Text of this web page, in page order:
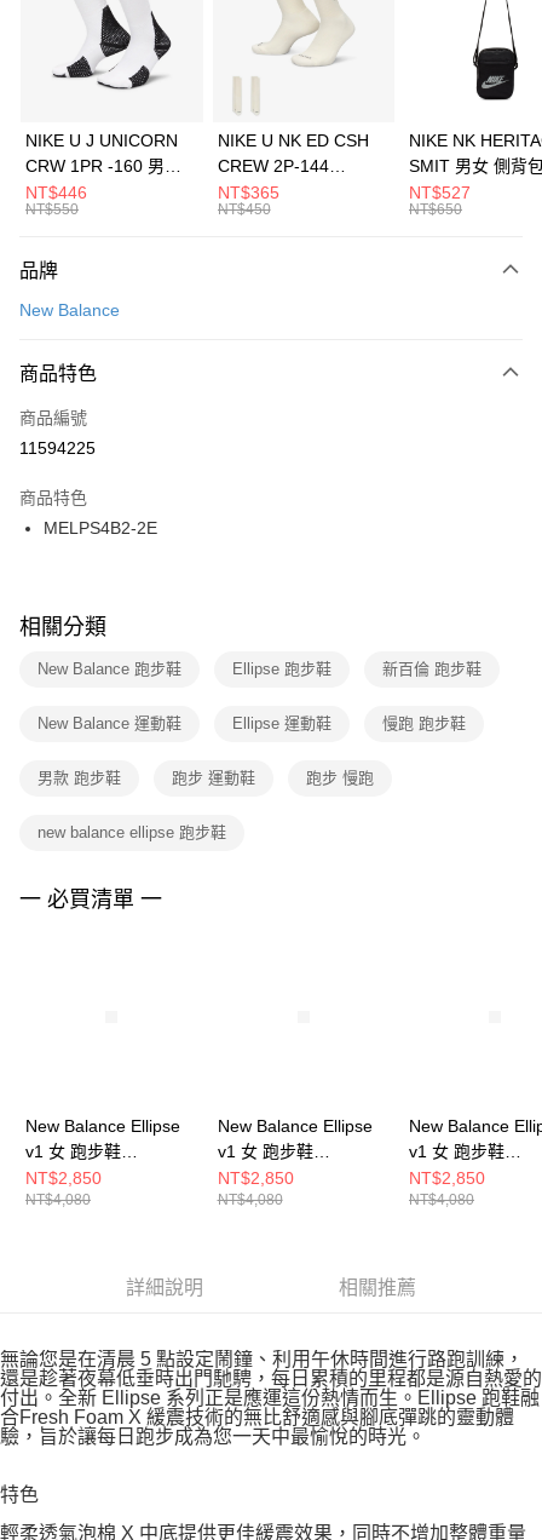
合作金庫商業銀行
第一商業銀行
華南商業銀行
彰化商業銀行
上海商業儲蓄銀行
元大商業銀行
台灣樂天信用卡公司
Apple Pay
全盈+PAY
AFTEE先享後付
【關於「AFTEE先享後付」】
便利好安心！
３．安心：先確認商品／服務後，再付款。
【「AFTEE先享後付」結帳流程】
１．於結帳方式選擇「AFTEE先享後付」後，將跳轉至「AFTEE先享後付」
２．訂單成立數日內，您將收到繳費通知簡訊。
３．收到繳費通知簡訊後14天內，點擊此簡訊中的連結，可透過四大超商／
ATM／網路銀行／等多元方式進行付款，方視為交易完成。
※ 交易是否成功請以「AFTEE先享後付 」之結帳頁面顯示為準，若有關於
是否繳費成功／繳費後需取消欲退款等相關疑問，請聯繫「AFTEE先享後付
客戶支援中心」 https://netprotections.freshdesk.com/support/home
１．透過由恩沛科技股份有限公司提供之「AFTEE先享後付」服務完成之交
權轉讓予恩沛科技股份有限公司。
３．未成年的使用者請事先徵得法定代理人或監護人之同意方可使用
４．使用「AFTEE先享後付」時，將依據個別帳號之用戶狀況，依本公司即
運送方式
每筆NT$100，滿NT$1,500(含以上)免運費
宅配
每筆NT$100，滿NT$1,500(含以上)免運費
付款後門市自取
每筆NT$100，滿NT$1,500(含以上)免運費
NIKE U J UNICORN
CRW 1PR -160 男女
中統襪 FZ3393100
NT$446
NT$550
NIKE U NK ED CSH
CREW 2P-144
EMBRDY 男女 短統襪
FZ3073133
NT$365
NT$450
NIKE NK
SMIT 男女 側背
BA5871010
NT$527
NT$650
品牌
New Balance
商品特色
商品編號
11594225
商品特色
MELPS4B2-2E
相關分類
New Balance 跑步鞋 Ellipse 跑步鞋 新百倫 跑步鞋
New Balance 運動鞋 Ellipse 運動鞋 慢跑 跑步鞋
男款 跑步鞋 跑步 運動鞋 跑步 慢跑
new balance ellipse 跑步鞋
一 必買清單 一
New Balance Ellipse
v1 女 跑步鞋
WELPS7EQ-D
NT$2,850
NT$4,080
New Balance Ellipse
v1 女 跑步鞋
WELPS13W-D
NT$2,850
NT$4,080
New Balance
v1 女 跑步鞋
WELPS8W6-D
NT$2,850
NT$4,080
詳細說明 相關推薦
無論您是在清晨 5 點設定鬧鐘、利用午休時間進行路跑訓練，
還是趁著夜幕低垂時出門馳騁，每日累積的里程都是源自熱愛的
付出。全新 Ellipse 系列正是應運這份熱情而生。Ellipse 跑鞋融
合Fresh Foam X 緩震技術的無比舒適感與腳底彈跳的靈動體
驗，旨於讓每日跑步成為您一天中最愉悅的時光。
特色
輕柔透氣泡棉 X 中底提供更佳緩震效果，同時不增加整體重量